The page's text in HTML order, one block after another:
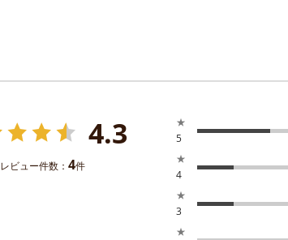
4.3
レビュー件数： 4件
★
5
★
4
★
3
★